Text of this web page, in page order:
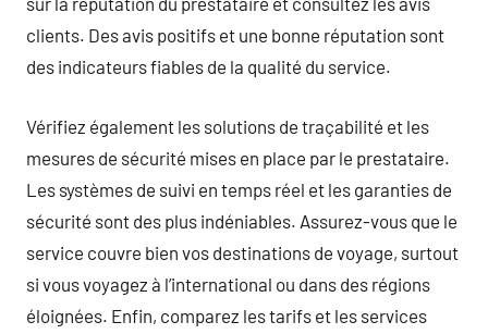
clients. Des avis positifs et une bonne réputation sont
des indicateurs fiables de la qualité du service.
Vérifiez également les solutions de traçabilité et les
mesures de sécurité mises en place par le prestataire.
Les systèmes de suivi en temps réel et les garanties de
sécurité sont des plus indéniables. Assurez-vous que le
service couvre bien vos destinations de voyage, surtout
si vous voyagez à l’international ou dans des régions
éloignées. Enfin, comparez les tarifs et les services